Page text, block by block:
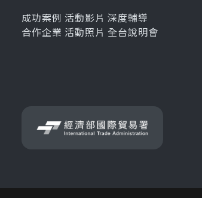
成功案例
合作企業
活動影片
活動照片
深度輔導
全台說明會